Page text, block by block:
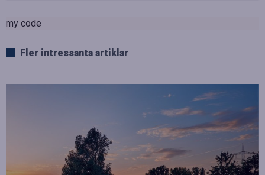
my code
Fler intressanta artiklar